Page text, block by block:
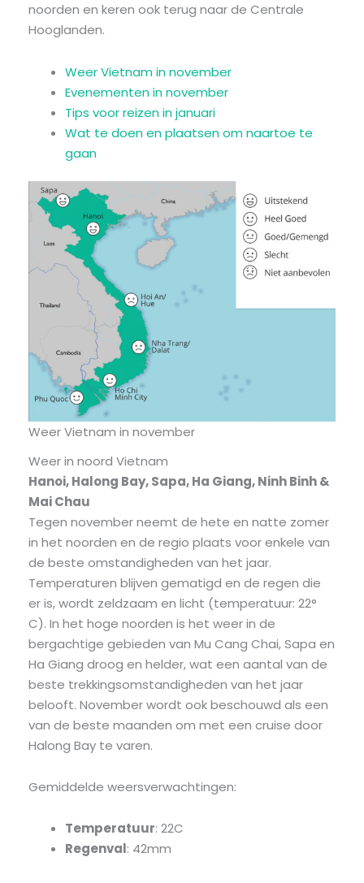
noorden en keren ook terug naar de Centrale
Hooglanden.
Weer Vietnam in november
Evenementen in november
Tips voor reizen in januari
Wat te doen en plaatsen om naartoe te
gaan
Weer Vietnam in november
Weer in noord Vietnam
Hanoi, Halong Bay, Sapa, Ha Giang, Ninh Binh &
Mai Chau
Tegen november neemt de hete en natte zomer
in het noorden en de regio plaats voor enkele van
de beste omstandigheden van het jaar.
Temperaturen blijven gematigd en de regen die
er is, wordt zeldzaam en licht (temperatuur: 22°
C). In het hoge noorden is het weer in de
bergachtige gebieden van Mu Cang Chai, Sapa en
Ha Giang droog en helder, wat een aantal van de
beste trekkingsomstandigheden van het jaar
belooft. November wordt ook beschouwd als een
van de beste maanden om met een ​​cruise door
Halong Bay te varen.
Gemiddelde weersverwachtingen:
Temperatuur: 22C
Regenval: 42mm